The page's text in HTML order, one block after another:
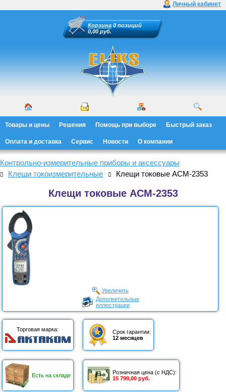
Личный кабинет
Корзина 0 позиций
0,00 руб.
Товары и цены Решения Помощь при выборе Быстрый заказ
Оплата и доставка Сервис Новости О компании
Контрольно-измерительные приборы и аксессуары
Клещи токоизмерительные
Клещи токовые АСМ-2353
Клещи токовые АСМ-2353
Увеличить
Дополнительные
иллюстрации
Торговая марка:
Срок гарантии:
12 месяцев
Есть на складе
Розничная цена (с НДС):
15 799,00 руб.